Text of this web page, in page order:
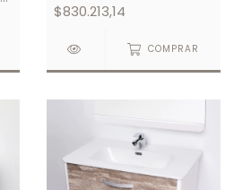
1 Orificio
$830.213,14
COMPRAR